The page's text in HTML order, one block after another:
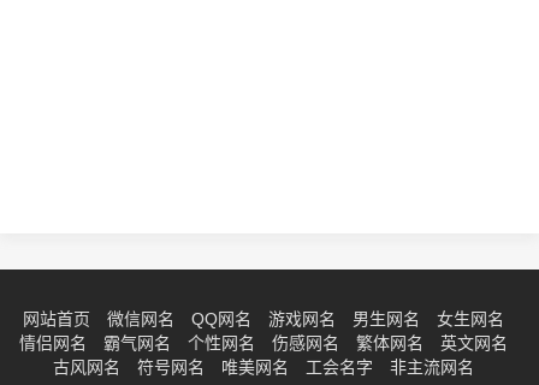
网站首页 微信网名 QQ网名 游戏网名 男生网名
女生网名
情侣网名
霸气网名 个性网名 伤感网名 繁体网名
英文网名
古风网名
符号网名 唯美网名 工会名字 非主流网名